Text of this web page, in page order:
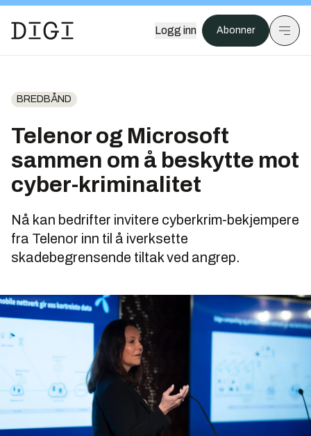
Logg inn Abonner
BREDBÅND
Telenor og Microsoft
sammen om å beskytte mot
cyber-kriminalitet
Nå kan bedrifter invitere cyberkrim-bekjempere
fra Telenor inn til å iverksette
skadebegrensende tiltak ved angrep.